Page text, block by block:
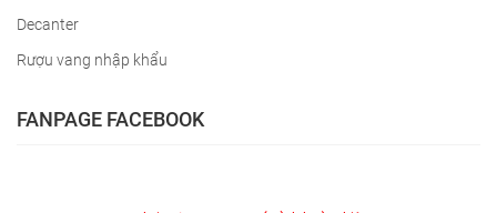
Decanter
Rượu vang nhập khẩu
FANPAGE FACEBOOK